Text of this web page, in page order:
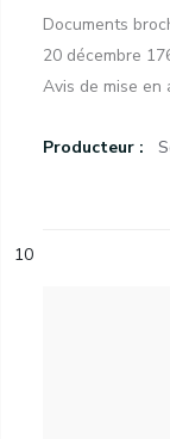
Documents
20 décembre
Avis de mise en
Producteur :
10